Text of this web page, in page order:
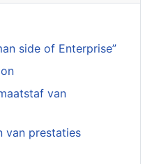
side of Enterprise”
van
van prestaties